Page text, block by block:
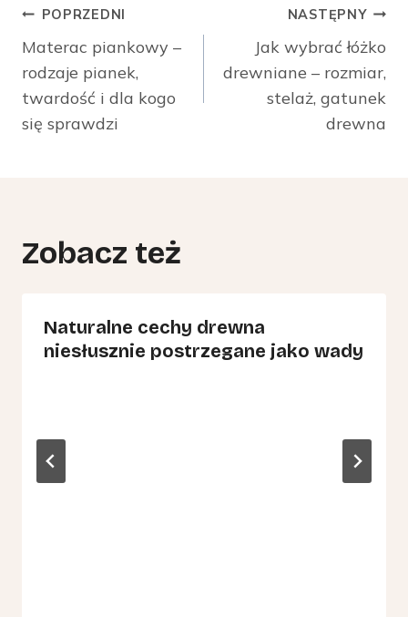
Nawigacja
wpisu
POPRZEDNI
Materac piankowy –
rodzaje pianek,
twardość i dla kogo
się sprawdzi
NASTĘPNY
Jak wybrać łóżko
drewniane – rozmiar,
stelaż, gatunek
drewna
Zobacz też
Naturalne cechy drewna
niesłusznie postrzegane jako wady